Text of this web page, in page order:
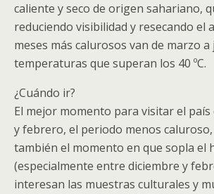
caliente y seco de origen sahariano,
reduciendo visibilidad y resecando el
meses más calurosos van de marzo
temperaturas que superan los 40 ºC.
¿Cuándo ir?
El mejor momento para visitar el
y febrero, el periodo menos
también el momento en que sopla el
(especialmente entre diciembre y
interesan las muestras culturales y